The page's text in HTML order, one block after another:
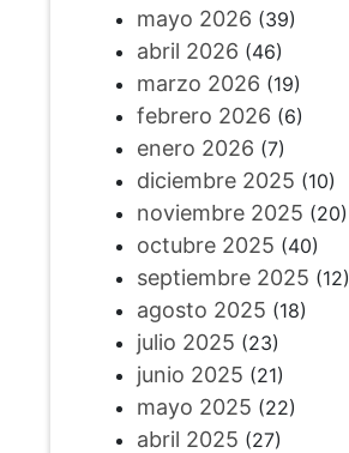
mayo 2026 (39)
abril 2026 (46)
marzo 2026 (19)
febrero 2026 (6)
enero 2026 (7)
diciembre 2025 (10)
noviembre 2025 (20)
octubre 2025 (40)
septiembre 2025 (12)
agosto 2025 (18)
julio 2025 (23)
junio 2025 (21)
mayo 2025 (22)
abril 2025 (27)